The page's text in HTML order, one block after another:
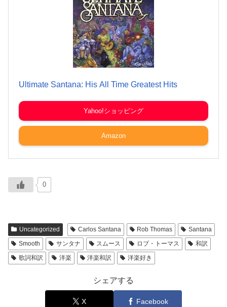
Ultimate Santana: His All Time Greatest Hits
Yahoo!ショッピング
Amazon
0
Uncategorized Carlos Santana Rob Thomas
Santana
Smooth
サンタナ スムース ロブ・トーマス
和訳
歌詞和訳
洋楽 洋楽和訳 洋楽好き
シェアする
X Facebook